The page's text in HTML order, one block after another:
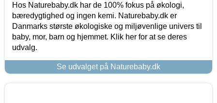
Hos Naturebaby.dk har de 100% fokus på økologi,
bæredygtighed og ingen kemi. Naturebaby.dk er
Danmarks største økologiske og miljøvenlige univers til
baby, mor, barn og hjemmet. Klik her for at se deres
udvalg.
Se udvalget på Naturebaby.dk